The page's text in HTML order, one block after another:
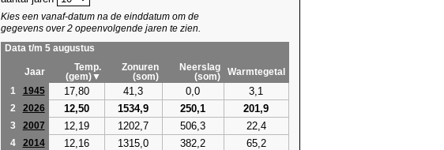
Kies een vanaf-datum na de einddatum om de
gegevens over 2 opeenvolgende jaren te zien.
Data t/m 5 augustus
Jaar
Temp.
(gem)▼
Zonuren
(som)
Neerslag
(som)
Warmtegetal
1
1945 17,80 41,3 0,0 3,1
2 2026 12,50 1534,9 250,1 201,9
3 2007 12,19 1202,7 506,3 22,4
4 2014 12,16 1315,0 382,2 65,2